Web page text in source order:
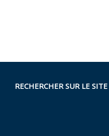
RECHERCHER SUR LE SITE